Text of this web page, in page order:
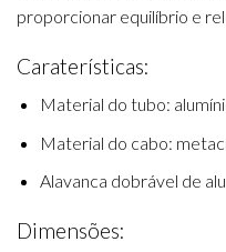
proporcionar equilíbrio e
Caraterísticas:
Material do tubo:
Material do cabo:
Alavanca dobrável de
Dimensões: